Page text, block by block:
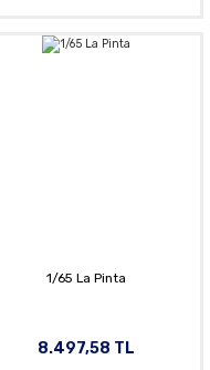
1/65 La Pinta
8.497,58 TL